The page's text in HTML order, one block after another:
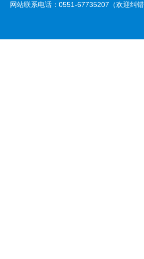
网站联系电话：0551-67735207（欢迎纠错